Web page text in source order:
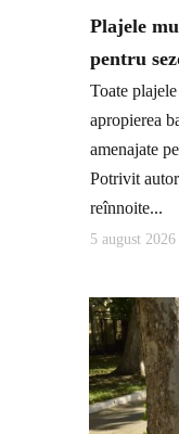
Plajele
pentru
Toate
apropierea
amenajate
Potrivit
reînnoite...
5 august 2026